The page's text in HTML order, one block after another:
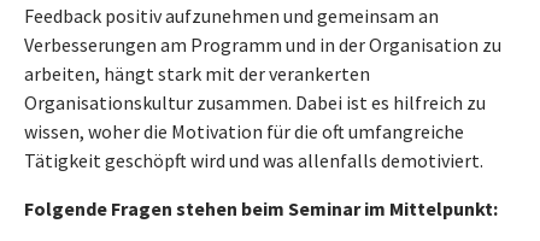
Feedback positiv aufzunehmen und gemeinsam an
Verbesserungen am Programm und in der Organisation zu
arbeiten, hängt stark mit der verankerten
Organisationskultur zusammen. Dabei ist es hilfreich zu
wissen, woher die Motivation für die oft umfangreiche
Tätigkeit geschöpft wird und was allenfalls demotiviert.
Folgende Fragen stehen beim Seminar im Mittelpunkt: